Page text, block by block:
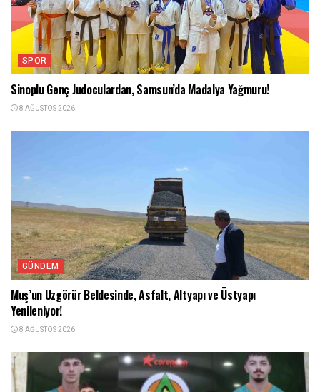
SPOR
Sinoplu Genç Judoculardan, Samsun’da Madalya Yağmuru!
8 AĞUSTOS 2026
GÜNDEM
Muş’un Uzgörür Beldesinde, Asfalt, Altyapı ve Üstyapı
Yenileniyor!
8 AĞUSTOS 2026